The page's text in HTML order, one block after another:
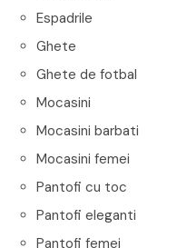
Espadrile
Ghete
Ghete de fotbal
Mocasini
Mocasini barbati
Mocasini femei
Pantofi cu toc
Pantofi eleganti
Pantofi femei